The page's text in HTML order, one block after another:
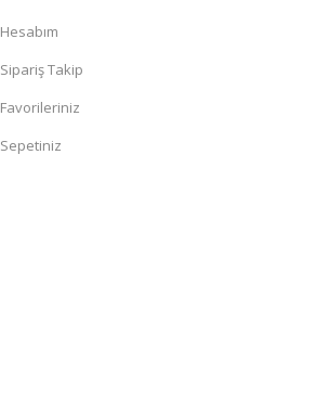
Hesabım
Sipariş Takip
Favorileriniz
Sepetiniz